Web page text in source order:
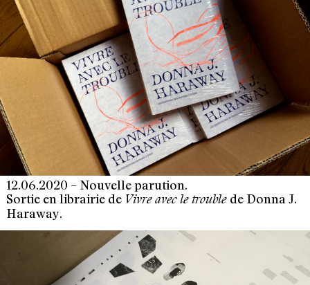
12.06.2020 – Nouvelle parution.
Sortie en librairie de Vivre avec le trouble de Donna J.
Haraway.